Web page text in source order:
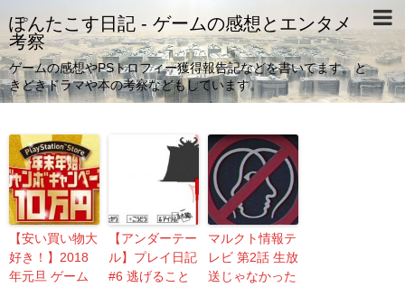
ぽんたこす日記 - ゲームの感想とエンタメ
考察
ゲームの感想やPSトロフィー獲得報告記などを書いてます。と
きどきドラマや本の考察などもしています。
【安い買い物大
好き！】2018
年元旦 ゲーム
【アンダーテー
ル】プレイ日記
#6 逃げること
マルクト情報テ
レビ 第2話 生放
送じゃなかった